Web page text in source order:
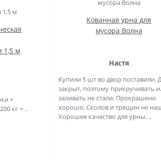
1,5 м
+
кг + ..
Кованная урна для
мусора Волна
Настя
Купили 5 шт во двор поставили.
закрыт, поэтому прикручивать
заливать не стали. Прокрашено
хорошо. Сколов и трещин не
Хорошее качество для урны. ..